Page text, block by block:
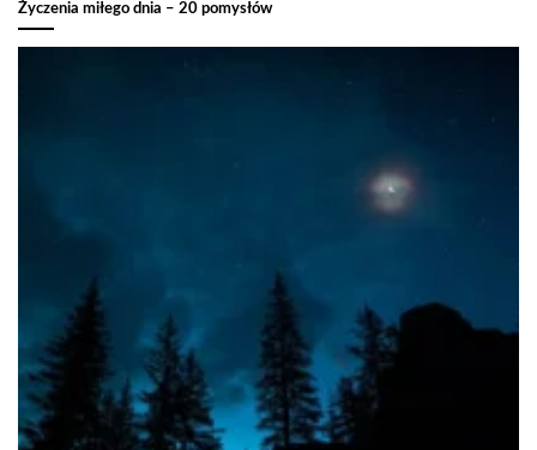
Życzenia miłego dnia – 20 pomysłów